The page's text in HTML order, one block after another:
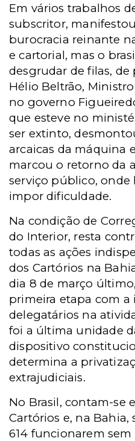
Em vários trabalhos
subscritor,
burocracia reinante
e cartorial, mas o
desgrudar de filas, de
Hélio Beltrão,
no governo
que esteve no
ser extinto,
arcaicas da máquina
marcou o retorno da
serviço público, onde
impor dificuldade.
Na condição de
do Interior, resta
todas as ações
dos Cartórios na
dia 8 de março
primeira etapa com a
delegatários na
foi a última unidade
dispositivo
determina a
extrajudiciais.
No Brasil, contam-se
Cartórios e, na Bahia,
614 funcionarem sem